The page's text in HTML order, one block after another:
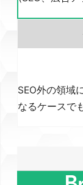
SEO外の領域
なるケースで